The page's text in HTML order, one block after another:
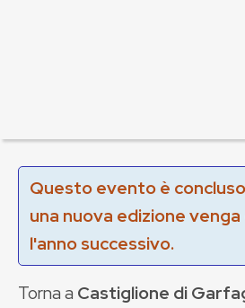
Questo evento è
una nuova edizione
l'anno successivo.
Torna a Castiglione di